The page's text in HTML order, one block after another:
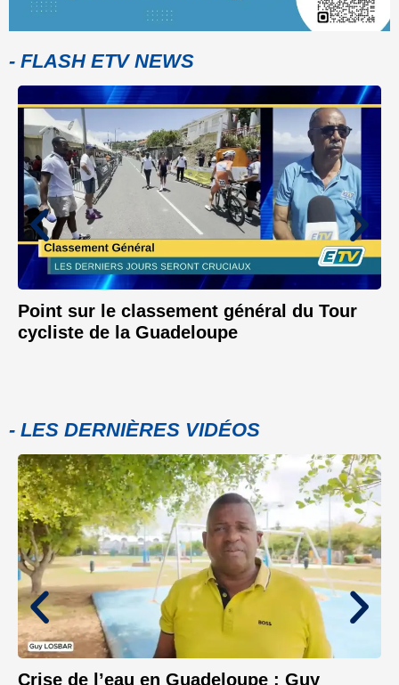
- FLASH ETV NEWS
Point sur le classement général du Tour
cycliste de la Guadeloupe
- LES DERNIÈRES VIDÉOS
Crise de l’eau en Guadeloupe : Guy